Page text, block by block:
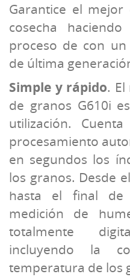
Garantice el
cosecha
proceso de con
de última
Simple y rápido.
de granos G610i
utilización.
procesamiento
en segundos los
los granos. Desde
hasta el final
medición de
totalmente
incluyendo la
temperatura de los